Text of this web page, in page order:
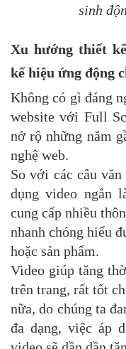
sinh
Xu hướng thiết
kế hiệu ứng động
Không có gì đáng
website với Full
nở rộ những năm
nghệ web.
So với các câu
dụng video ngắn
cung cấp nhiều
nhanh chóng hiểu
hoặc sản phẩm.
Video giúp tăng
trên trang, rất tốt
nữa, do chúng ta
đa dạng, việc áp